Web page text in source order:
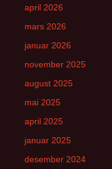
april 2026
mars 2026
januar 2026
november 2025
august 2025
mai 2025
april 2025
januar 2025
desember 2024